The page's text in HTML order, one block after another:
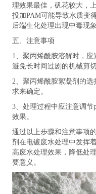
理效果最佳，矾花较大，
投加PAM可能导致水质变
后端生化处理出现中毒现象
五、注意事项
1、聚丙烯酰胺溶解时，
避免长时间过剧的机械剪切
2、聚丙烯酰胺絮凝剂的
求来确定。
3、处理过程中应注意调
效果。
通过以上步骤和注意事项
剂在电镀废水处理中发挥
高废水处理效果，降低处
要意义。